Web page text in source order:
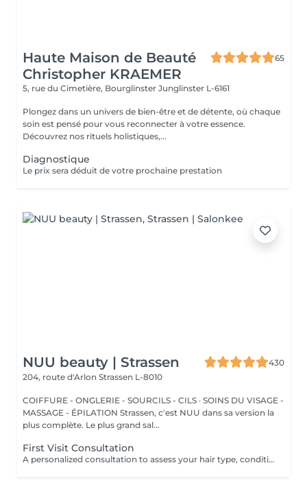
Haute Maison de Beauté
Christopher KRAEMER
65
5, rue du Cimetière, Bourglinster Junglinster L-6161
Plongez dans un univers de bien-être et de détente, où chaque
soin est pensé pour vous reconnecter à votre essence.
Découvrez nos rituels holistiques,...
Diagnostique
Le prix sera déduit de votre prochaine prestation
NUU beauty | Strassen
430
204, route d'Arlon Strassen L-8010
COIFFURE - ONGLERIE - SOURCILS - CILS · SOINS DU VISAGE -
MASSAGE - ÉPILATION Strassen, c'est NUU dans sa version la
plus complète. Le plus grand sal...
First Visit Consultation
A personalized consultation to assess your hair type, condition, and goals helping us recommend the perfect treatments, color, or cut to suit your style and lifestyle.